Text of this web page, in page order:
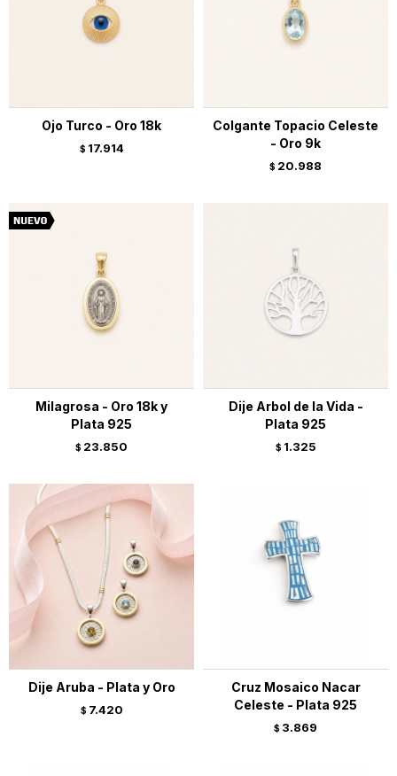
Ojo Turco - Oro 18k
$ 17.914
Colgante Topacio Celeste
- Oro 9k
$ 20.988
Milagrosa - Oro 18k y
Plata 925
$ 23.850
Dije Arbol de la Vida -
Plata 925
$ 1.325
Dije Aruba - Plata y Oro
$ 7.420
Cruz Mosaico Nacar
Celeste - Plata 925
$ 3.869